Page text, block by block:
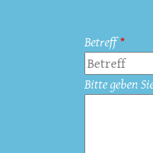
Betreff
Bitte geben